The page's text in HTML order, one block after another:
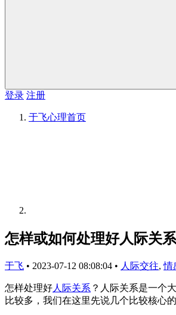
登录 注册
于飞心理首页
怎样或如何处理好人际关系
于飞 • 2023-07-12 08:08:04 • 人际交往,情
怎样处理好人际关系 ？人际关系是一个
比较多，我们在这里先说几个比较核心的